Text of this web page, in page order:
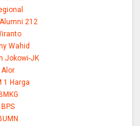
212
Wahid
Jokowi-JK
Alor
1 Harga
BMKG
BPS